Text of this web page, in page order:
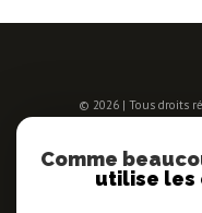
© 2026 | Tous droits
Comme
utilise les